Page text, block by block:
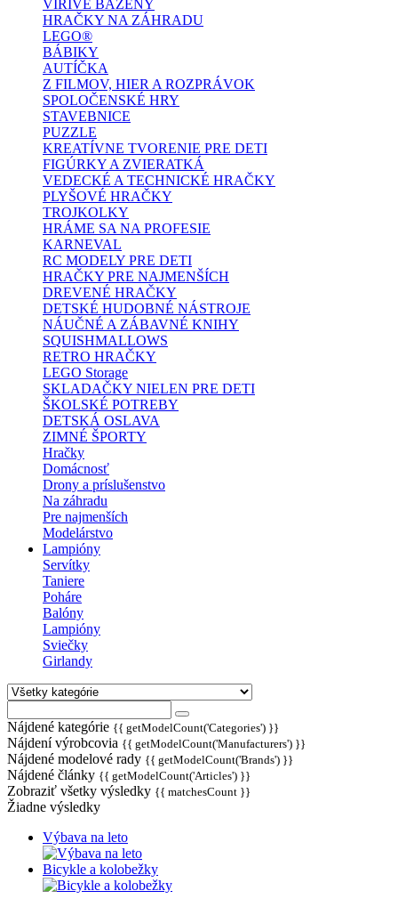
VÍRIVÉ BAZÉNY
HRAČKY NA ZÁHRADU
LEGO®
BÁBIKY
AUTÍČKA
Z FILMOV, HIER A ROZPRÁVOK
SPOLOČENSKÉ HRY
STAVEBNICE
PUZZLE
KREATÍVNE TVORENIE PRE DETI
FIGÚRKY A ZVIERATKÁ
VEDECKÉ A TECHNICKÉ HRAČKY
PLYŠOVÉ HRAČKY
TROJKOLKY
HRÁME SA NA PROFESIE
KARNEVAL
RC MODELY PRE DETI
HRAČKY PRE NAJMENŠÍCH
DREVENÉ HRAČKY
DETSKÉ HUDOBNÉ NÁSTROJE
NÁUČNÉ A ZÁBAVNÉ KNIHY
SQUISHMALLOWS
RETRO HRAČKY
LEGO Storage
SKLADAČKY NIELEN PRE DETI
ŠKOLSKÉ POTREBY
DETSKÁ OSLAVA
ZIMNÉ ŠPORTY
Hračky
Domácnosť
Drony a príslušenstvo
Na záhradu
Pre najmenších
Modelárstvo
Lampióny
Servítky
Taniere
Poháre
Balóny
Lampióny
Sviečky
Girlandy
Nájdené kategórie {{ getModelCount('Categories') }}
Nájdení výrobcovia {{ getModelCount('Manufacturers') }}
Nájdené modelové rady {{ getModelCount('Brands') }}
Nájdené články {{ getModelCount('Articles') }}
Zobraziť všetky výsledky {{ matchesCount }}
Žiadne výsledky
Výbava na leto
Bicykle a kolobežky